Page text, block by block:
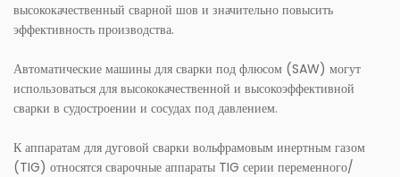
высококачественный сварной шов и значительно повысить
эффективность производства.
Автоматические машины для сварки под флюсом (SAW) могут
использоваться для высококачественной и высокоэффективной
сварки в судостроении и сосудах под давлением.
К аппаратам для дуговой сварки вольфрамовым инертным газом
(TIG) относятся сварочные аппараты TIG серии переменного/